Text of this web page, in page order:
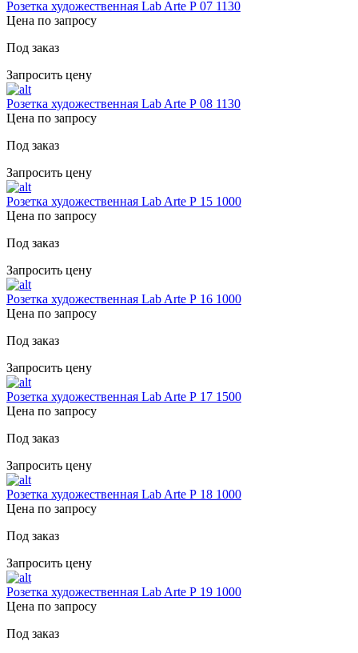
Розетка художественная Lab Arte Р 07 1130
Цена по запросу
Под заказ
Запросить цену
Розетка художественная Lab Arte Р 08 1130
Цена по запросу
Под заказ
Запросить цену
Розетка художественная Lab Arte Р 15 1000
Цена по запросу
Под заказ
Запросить цену
Розетка художественная Lab Arte Р 16 1000
Цена по запросу
Под заказ
Запросить цену
Розетка художественная Lab Arte Р 17 1500
Цена по запросу
Под заказ
Запросить цену
Розетка художественная Lab Arte Р 18 1000
Цена по запросу
Под заказ
Запросить цену
Розетка художественная Lab Arte Р 19 1000
Цена по запросу
Под заказ